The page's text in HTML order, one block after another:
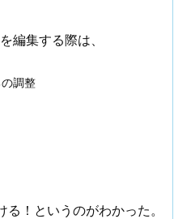
編集する際は、
調整
る！というのがわかった。